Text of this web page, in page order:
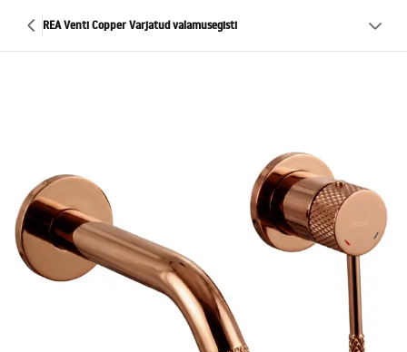
REA Venti Copper Varjatud valamusegisti